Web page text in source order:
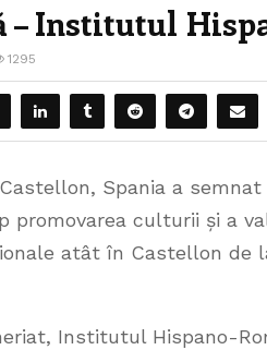
– Institutul
1295
Spania a
promovarea culturii și a
atât în Castellon de
Institutul Hispano-